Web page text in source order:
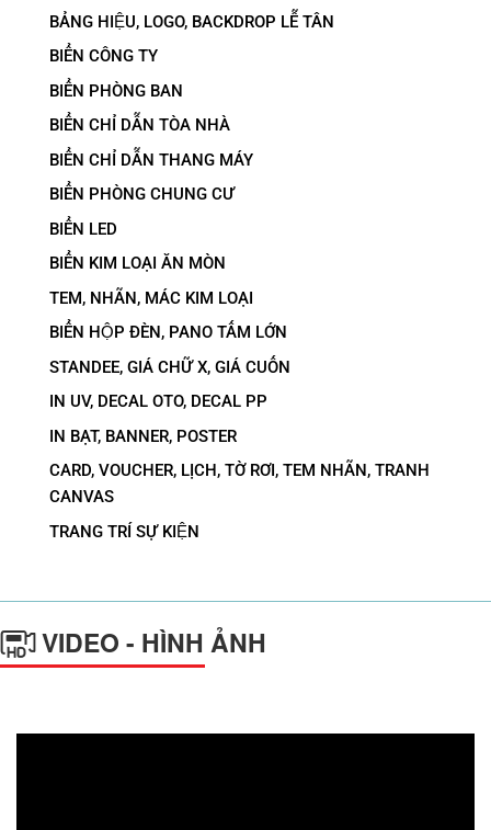
BẢNG HIỆU, LOGO, BACKDROP LỄ TÂN
BIỂN CÔNG TY
BIỂN PHÒNG BAN
BIỂN CHỈ DẪN TÒA NHÀ
BIỂN CHỈ DẪN THANG MÁY
BIỂN PHÒNG CHUNG CƯ
BIỂN LED
BIỂN KIM LOẠI ĂN MÒN
TEM, NHÃN, MÁC KIM LOẠI
BIỂN HỘP ĐÈN, PANO TẤM LỚN
STANDEE, GIÁ CHỮ X, GIÁ CUỐN
IN UV, DECAL OTO, DECAL PP
IN BẠT, BANNER, POSTER
CARD, VOUCHER, LỊCH, TỜ RƠI, TEM NHÃN, TRANH
CANVAS
TRANG TRÍ SỰ KIỆN
VIDEO - HÌNH ẢNH